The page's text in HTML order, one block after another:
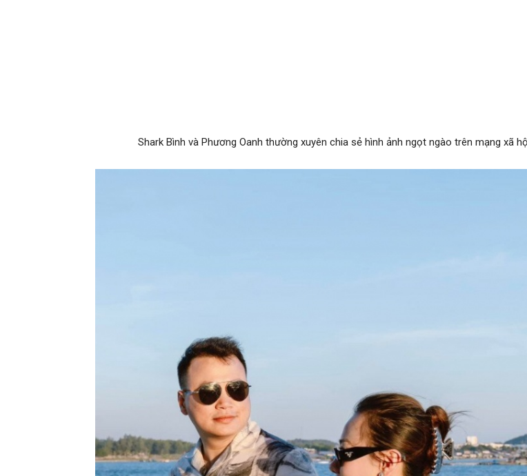
Shark Bình và Phương Oanh thường xuyên chia sẻ hình ảnh ngọt ngào trên mạng xã hội.